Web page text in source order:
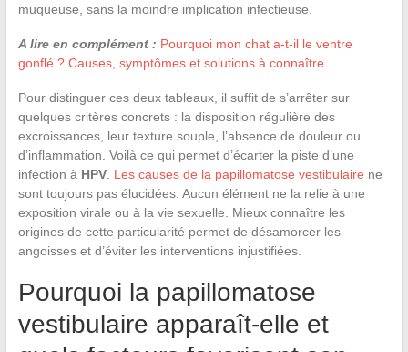
muqueuse, sans la moindre implication infectieuse.
A lire en complément : Pourquoi mon chat a-t-il le ventre
gonflé ? Causes, symptômes et solutions à connaître
Pour distinguer ces deux tableaux, il suffit de s’arrêter sur
quelques critères concrets : la disposition régulière des
excroissances, leur texture souple, l’absence de douleur ou
d’inflammation. Voilà ce qui permet d’écarter la piste d’une
infection à HPV. Les causes de la papillomatose vestibulaire ne
sont toujours pas élucidées. Aucun élément ne la relie à une
exposition virale ou à la vie sexuelle. Mieux connaître les
origines de cette particularité permet de désamorcer les
angoisses et d’éviter les interventions injustifiées.
Pourquoi la papillomatose
vestibulaire apparaît-elle et